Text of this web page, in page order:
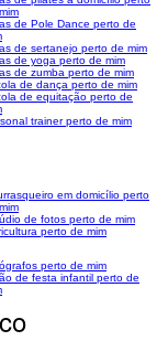
de Pole Dance perto de
de sertanejo perto de mim
de yoga perto de mim
de zumba perto de mim
de dança perto de mim
de equitação perto de
trainer perto de mim
em domicílio perto
de fotos perto de mim
perto de mim
perto de mim
de festa infantil perto de